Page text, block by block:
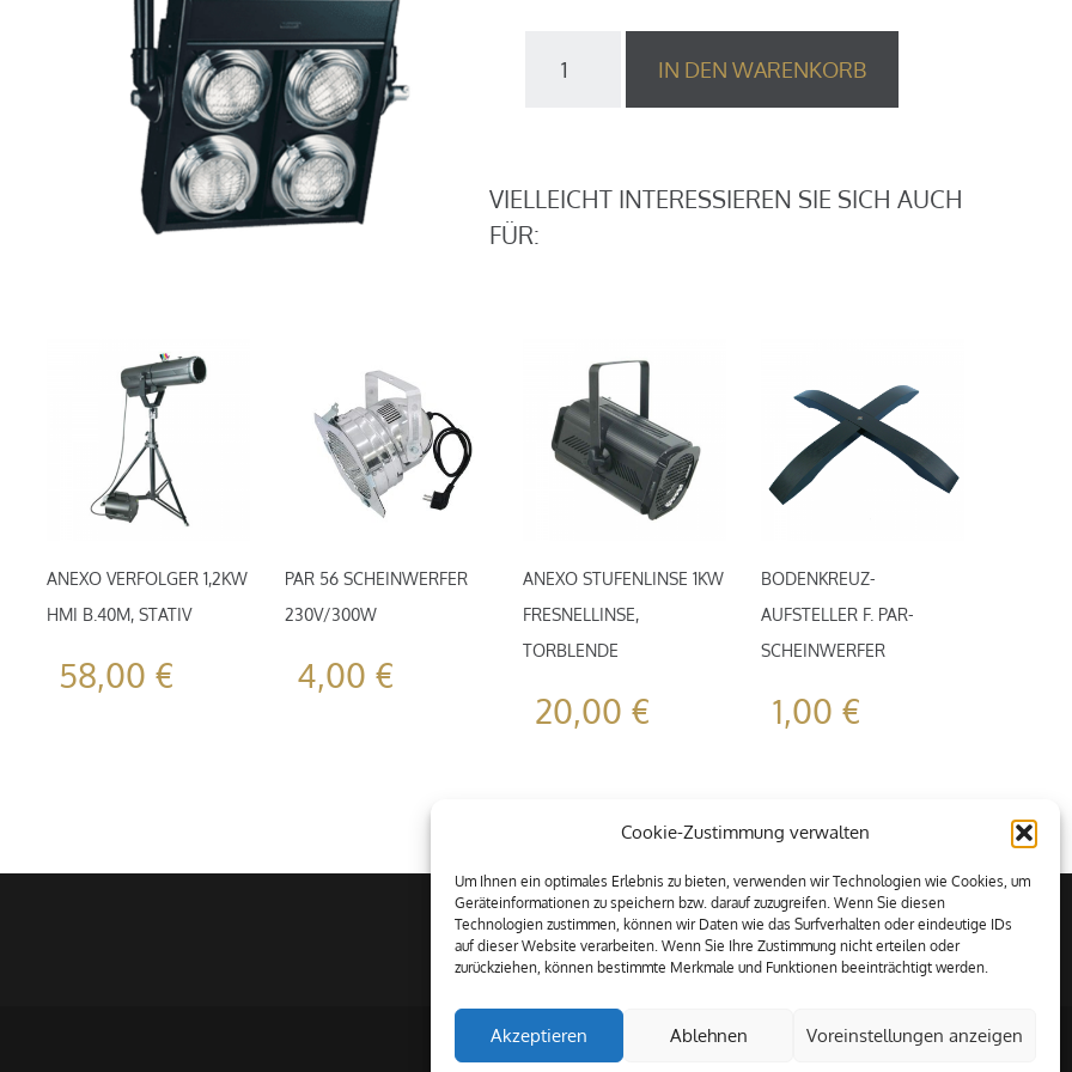
Cookie-Zustimmung verwalten
Um Ihnen ein optimales Erlebnis zu bieten, verwenden wir Technologien wie Cookies, um
Geräteinformationen zu speichern bzw. darauf zuzugreifen. Wenn Sie diesen
Technologien zustimmen, können wir Daten wie das Surfverhalten oder eindeutige IDs
auf dieser Website verarbeiten. Wenn Sie Ihre Zustimmung nicht erteilen oder
zurückziehen, können bestimmte Merkmale und Funktionen beeinträchtigt werden.
Akzeptieren Ablehnen Voreinstellungen anzeigen
IN DEN WARENKORB
VIELLEICHT INTERESSIEREN SIE SICH AUCH
FÜR:
ANEXO VERFOLGER 1,2KW
HMI B.40M, STATIV
58,00 €
PAR 56 SCHEINWERFER
230V/300W
4,00 €
ANEXO STUFENLINSE 1KW
FRESNELLINSE,
TORBLENDE
20,00 €
BODENKREUZ-
AUFSTELLER F. PAR-
SCHEINWERFER
1,00 €